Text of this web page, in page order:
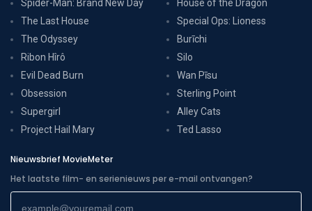
Spider-Man: Brand New Day
The Last House
The Odyssey
Ribon Hîrô
Evil Dead Burn
Obsession
Supergirl
Project Hail Mary
House of the Dragon
Special Ops: Lioness
Burīchi
Silo
Wan Pīsu
Sterling Point
Alley Cats
Ted Lasso
Nieuwsbrief MovieMeter
Het laatste film- en serienieuws per e-mail ontvangen?